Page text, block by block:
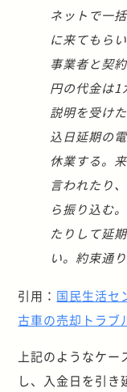
ネットで一
に来てもら
事業者と契
円の代金は1
説明を受け
込日延期の
休業する。
言われたり
ら振り込む
たりして延
い。約束通
引用： 国民生活セ
古車の売却トラブ
上記のようなケ
し、入金日を引